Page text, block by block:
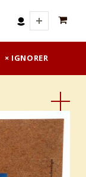
IGNORER